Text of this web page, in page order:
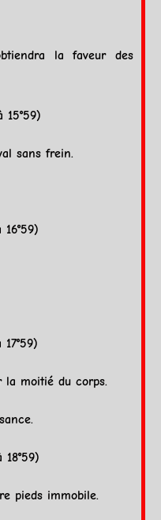
la faveur des
15°59)
sans frein.
16°59)
17°59)
la moitié du corps.
18°59)
pieds immobile.